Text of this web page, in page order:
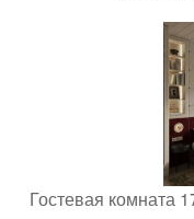
Гостевая комната